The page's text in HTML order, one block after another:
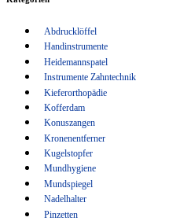
Scheren
Schlüsselanhänger
Sonden
Spritzen
Sterilisation
Tasterzirkel Messzirkel
Wundhaken
Abdrucklöffel
Handinstrumente
Heidemannspatel
Instrumente Zahntechnik
Kieferorthopädie
Kofferdam
Konuszangen
Kronenentferner
Kugelstopfer
Mundhygiene
Mundspiegel
Nadelhalter
Pinzetten